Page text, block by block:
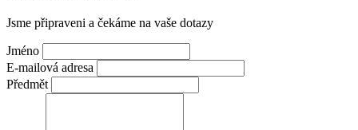
Jsme připraveni a čekáme na vaše dotazy
Jméno
E-mailová adresa
Předmět